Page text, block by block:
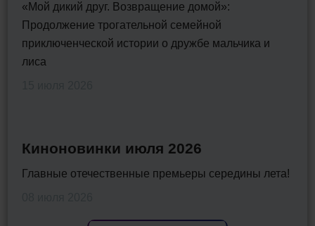
«Мой дикий друг. Возвращение домой»:
Продолжение трогательной семейной
приключенческой истории о дружбе мальчика и
лиса
Киноновинки июля 2026
Главные отечественные премьеры середины лета!